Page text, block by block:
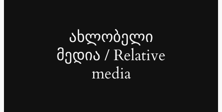
ახლობელი
მედია / Relative
media